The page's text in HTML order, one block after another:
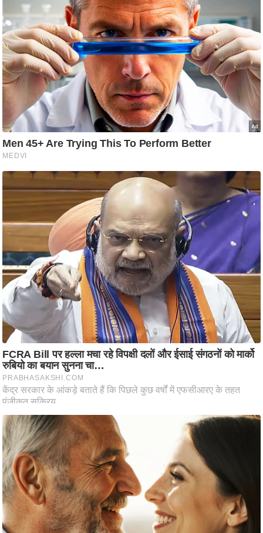
र
.
आ
ई
चा
य
प
र
स
मी
क्षा
ध
ज्यो
ति
ष
हि
मा
/
ध
र्म
स्थ
ल
व्र
त
त्यो
हा
र